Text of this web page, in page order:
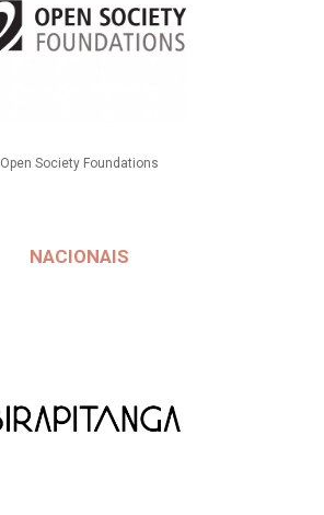
Open Society Foundations
NACIONAIS